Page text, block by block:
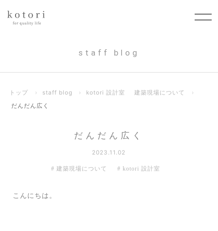
staff blog
トップ › staff blog › kotori 設計室 建築現場について
›
だんだん広く
だんだん広く
2023.11.02
建築現場について kotori 設計室
こんにちは。